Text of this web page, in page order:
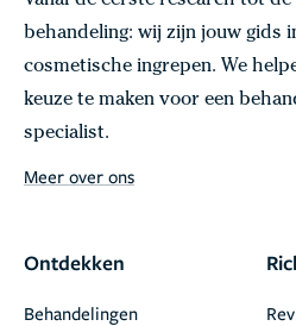
behandeling: wij zijn jouw gids
cosmetische ingrepen. We
keuze te maken voor een
specialist.
Meer over ons
Ontdekken
Behandelingen